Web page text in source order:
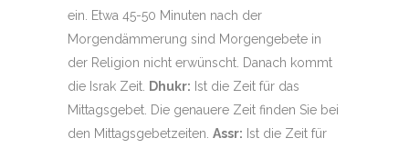
ein. Etwa 45-50 Minuten nach der
Morgendämmerung sind Morgengebete in
der Religion nicht erwünscht. Danach kommt
die Israk Zeit.
Dhukr: Ist die Zeit für das
Mittagsgebet. Die genauere Zeit finden Sie bei
den Mittagsgebetzeiten. Assr: Ist die Zeit für